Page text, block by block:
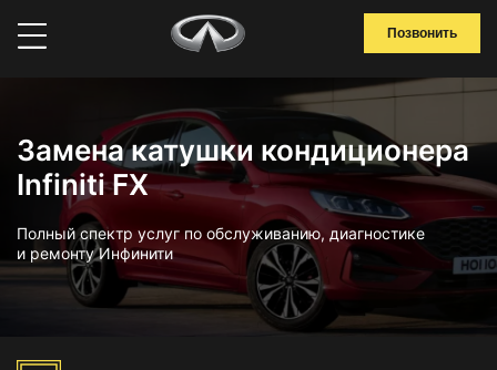
Позвонить
Замена катушки кондиционера
Infiniti FX
Полный спектр услуг по обслуживанию, диагностике
и ремонту Инфинити